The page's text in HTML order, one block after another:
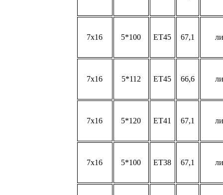
7x16 5*100 ET45 67,1
7x16 5*112 ET45 66,6
7x16 5*120 ET41 67,1
7x16 5*100 ET38 67,1